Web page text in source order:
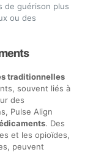
de guérison plus
ou des
traditionnelles
souvent liés à
des
Pulse Align
. Des
et les opioïdes,
peuvent